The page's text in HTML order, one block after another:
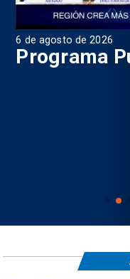
6 de agosto de 2026
Programa